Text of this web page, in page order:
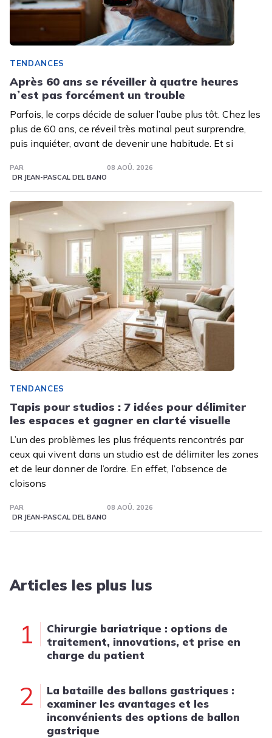
TENDANCES
Après 60 ans se réveiller à quatre heures
nʼest pas forcément un trouble
Parfois, le corps décide de saluer l’aube plus tôt. Chez les
plus de 60 ans, ce réveil très matinal peut surprendre,
puis inquiéter, avant de devenir une habitude. Et si
PAR
DR JEAN-PASCAL DEL BANO
08 AOÛ. 2026
TENDANCES
Tapis pour studios : 7 idées pour délimiter
les espaces et gagner en clarté visuelle
L’un des problèmes les plus fréquents rencontrés par
ceux qui vivent dans un studio est de délimiter les zones
et de leur donner de l’ordre. En effet, l’absence de
cloisons
PAR
DR JEAN-PASCAL DEL BANO
08 AOÛ. 2026
Articles les plus lus
1
Chirurgie bariatrique : options de
traitement, innovations, et prise en
charge du patient
2
La bataille des ballons gastriques :
examiner les avantages et les
inconvénients des options de ballon
gastrique